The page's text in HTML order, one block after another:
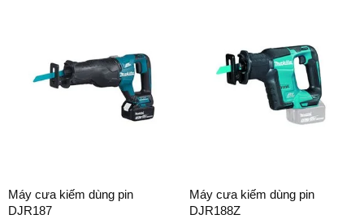
Máy cưa kiếm dùng pin
DJR187
Máy cưa kiếm dùng pin
DJR188Z